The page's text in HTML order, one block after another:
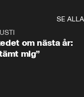
SE ALLA
om nästa år:
mig”